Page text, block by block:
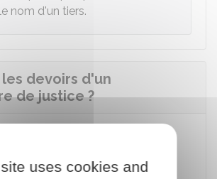
nom d'un tiers.
devoirs d'un
de justice ?
de justice dispose de pouvoirs
d'accomplir ses
public. Pour les réaliser, le
uses cookies and